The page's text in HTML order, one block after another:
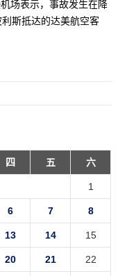
场表示，事故发生在降
斯抵达的达美航空客
四 五 六
1
6 7 8
13 14 15
20 21 22